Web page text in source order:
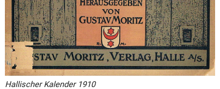
Hallischer Kalender 1910